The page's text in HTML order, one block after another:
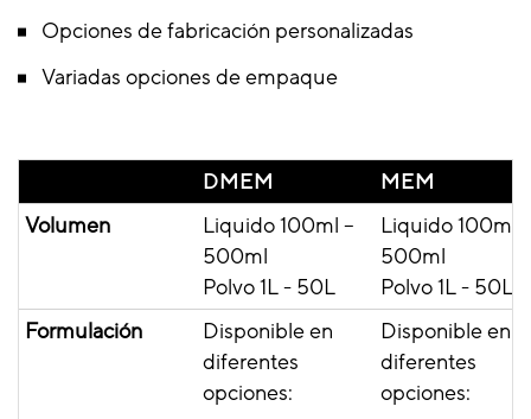
Opciones de fabricación personalizadas
Variadas opciones de empaque
DMEM
MEM
Volumen
Liquido 100ml –
500ml
Polvo 1L - 50L
Liquido 100ml –
500ml
Polvo 1L - 50L
Formulación
Disponible en
diferentes
opciones:
Disponible en
diferentes
opciones: